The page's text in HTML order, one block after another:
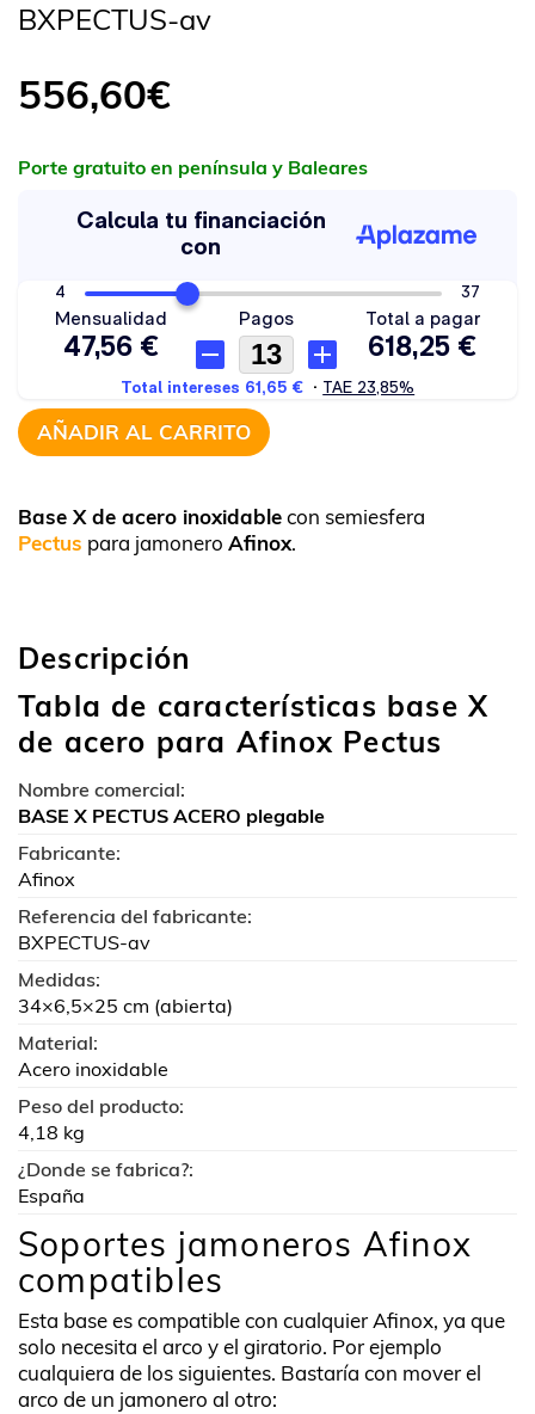
BXPECTUS-av
556,60€
Porte gratuito en península y Baleares
AÑADIR AL CARRITO
Base X de acero inoxidablecon semiesfera
Pectus para jamonero Afinox.
Descripción
Tabla de características base X
de acero para Afinox Pectus
Nombre comercial:
BASE X PECTUS ACERO plegable
Fabricante:
Afinox
Referencia del fabricante:
BXPECTUS-av
Medidas:
34×6,5×25 cm (abierta)
Material:
Acero inoxidable
Peso del producto:
4,18 kg
¿Donde se fabrica?:
España
Soportes jamoneros Afinox
compatibles
Esta base es compatible con cualquier Afinox, ya que
solo necesita el arco y el giratorio. Por ejemplo
cualquiera de los siguientes. Bastaría con mover el
arco de un jamonero al otro: